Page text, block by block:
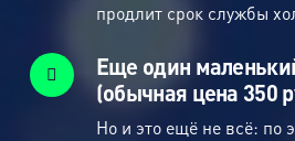
продлит срок службы
Еще один
(обычная цена 350
Но и это ещё не всё: по